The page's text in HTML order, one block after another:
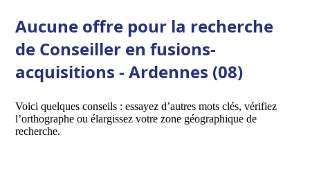
Aucune offre pour la recherche
de Conseiller en fusions-
acquisitions - Ardennes (08)
Voici quelques conseils : essayez d’autres mots clés, vérifiez
l’orthographe ou élargissez votre zone géographique de
recherche.